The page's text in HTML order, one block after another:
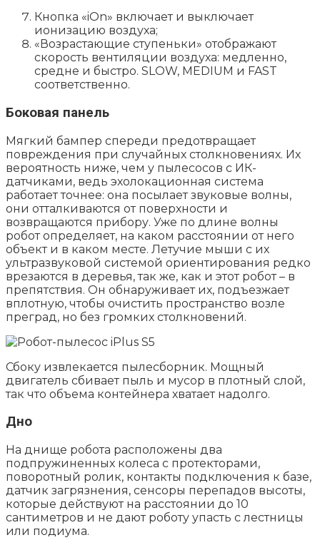
Кнопка «iOn» включает и выключает
ионизацию воздуха;
«Возрастающие ступеньки» отображают
скорость вентиляции воздуха: медленно,
средне и быстро. SLOW, MEDIUM и FAST
соответственно.
Боковая панель
Мягкий бампер спереди предотвращает
повреждения при случайных столкновениях. Их
вероятность ниже, чем у пылесосов с ИК-
датчиками, ведь эхолокационная система
работает точнее: она посылает звуковые волны,
они отталкиваются от поверхности и
возвращаются прибору. Уже по длине волны
робот определяет, на каком расстоянии от него
объект и в каком месте. Летучие мыши с их
ультразвуковой системой ориентирования редко
врезаются в деревья, так же, как и этот робот – в
препятствия. Он обнаруживает их, подъезжает
вплотную, чтобы очистить пространство возле
преград, но без громких столкновений.
Сбоку извлекается пылесборник. Мощный
двигатель сбивает пыль и мусор в плотный слой,
так что объема контейнера хватает надолго.
Дно
На днище робота расположены два
подпружиненных колеса с протекторами,
поворотный ролик, контакты подключения к базе,
датчик загрязнения, сенсоры перепадов высоты,
которые действуют на расстоянии до 10
сантиметров и не дают роботу упасть с лестницы
или подиума.